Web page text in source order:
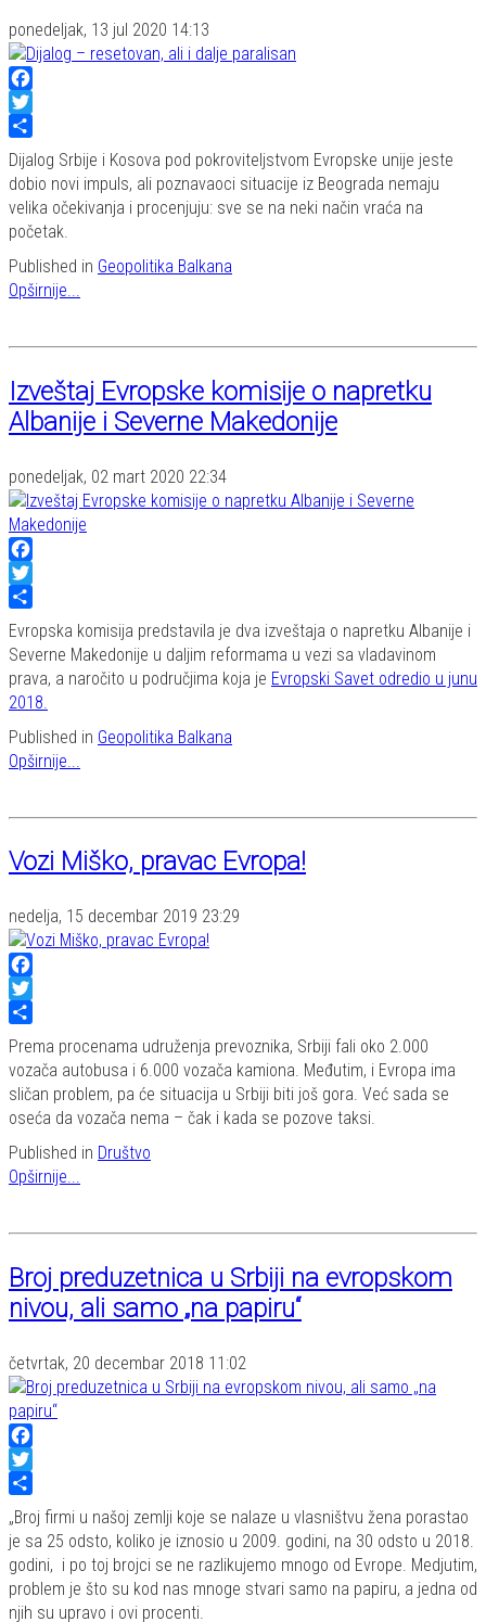
ponedeljak, 13 jul 2020 14:13
Facebook
Twitter
Share
Dijalog Srbije i Kosova pod pokroviteljstvom Evropske unije jeste
dobio novi impuls, ali poznavaoci situacije iz Beograda nemaju
velika očekivanja i procenjuju: sve se na neki način vraća na
početak.
Published in Geopolitika Balkana
Opširnije...
Izveštaj Evropske komisije o napretku
Albanije i Severne Makedonije
ponedeljak, 02 mart 2020 22:34
Facebook
Twitter
Share
Evropska komisija predstavila je dva izveštaja o napretku Albanije i
Severne Makedonije u daljim reformama u vezi sa vladavinom
prava, a naročito u područjima koja je Evropski Savet odredio u junu
2018.
Published in Geopolitika Balkana
Opširnije...
Vozi Miško, pravac Evropa!
nedelja, 15 decembar 2019 23:29
Facebook
Twitter
Share
Prema procenama udruženja prevoznika, Srbiji fali oko 2.000
vozača autobusa i 6.000 vozača kamiona. Međutim, i Evropa ima
sličan problem, pa će situacija u Srbiji biti još gora. Već sada se
oseća da vozača nema – čak i kada se pozove taksi.
Published in Društvo
Opširnije...
Broj preduzetnica u Srbiji na evropskom
nivou, ali samo „na papiru“
četvrtak, 20 decembar 2018 11:02
Facebook
Twitter
Share
„Broj firmi u našoj zemlji koje se nalaze u vlasništvu žena porastao
je sa 25 odsto, koliko je iznosio u 2009. godini, na 30 odsto u 2018.
godini, i po toj brojci se ne razlikujemo mnogo od Evrope. Medjutim,
problem je što su kod nas mnoge stvari samo na papiru, a jedna od
njih su upravo i ovi procenti.